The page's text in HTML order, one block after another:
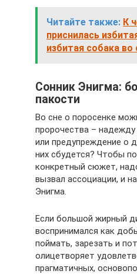
Читайте также: К
приснилась
избитая собака во
Сонник Энигма:
пакости
Во сне о поросенке
пророчества –
или предупреждение о
них сбудется? Чтобы
конкретный сюжет,
вызвал ассоциации, и
Энигма.
Если большой жирный
воспринимался как
поймать, зарезать и
олицетворяет
прагматичных,